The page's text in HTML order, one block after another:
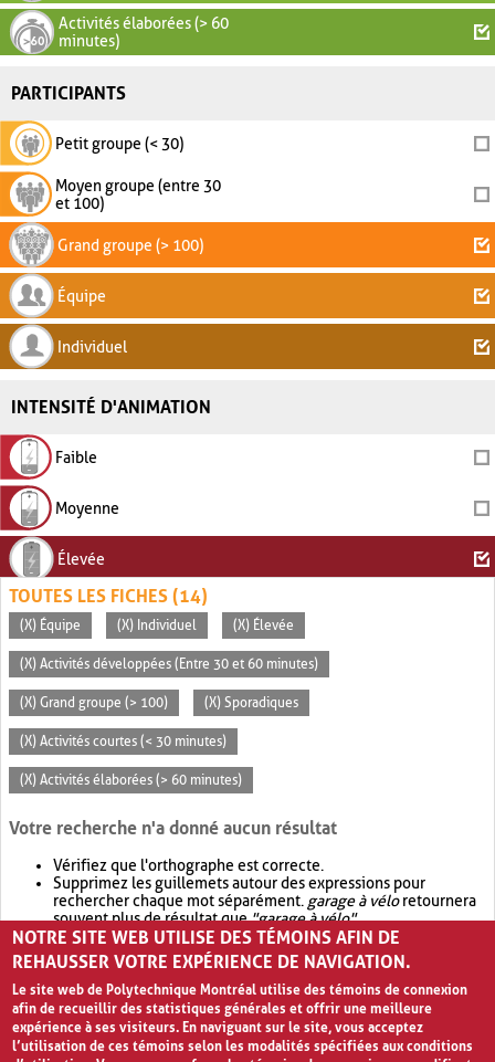
Activités élaborées (> 60
minutes)
PARTICIPANTS
Petit groupe (< 30)
Moyen groupe (entre 30
et 100)
Grand groupe (> 100)
Équipe
Individuel
INTENSITÉ D'ANIMATION
Faible
Moyenne
Élevée
TOUTES LES FICHES (14)
(X) Équipe (X) Individuel (X) Élevée
(X) Activités développées (Entre 30 et 60 minutes)
(X) Grand groupe (> 100) (X) Sporadiques
(X) Activités courtes (< 30 minutes)
(X) Activités élaborées (> 60 minutes)
Votre recherche n'a donné aucun résultat
Vérifiez que l'orthographe est correcte.
Supprimez les guillemets autour des expressions pour
rechercher chaque mot séparément. garage à véloretournera
souvent plus de résultat que"garage à vélo".
Envisagez d'élargir votre recherche avec OR.garage OR vélo
retournera souvent plus de résultat quegarage à vélo
NOTRE SITE WEB UTILISE DES TÉMOINS AFIN DE
REHAUSSER VOTRE EXPÉRIENCE DE NAVIGATION.
Le site web de Polytechnique Montréal utilise des témoins de connexion
afin de recueillir des statistiques générales et offrir une meilleure
expérience à ses visiteurs. En naviguant sur le site, vous acceptez
l’utilisation de ces témoins selon les modalités spécifiées aux conditions